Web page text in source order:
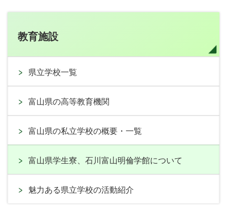
教育施設
県立学校一覧
富山県の高等教育機関
富山県の私立学校の概要・一覧
富山県学生寮、石川富山明倫学館について
魅力ある県立学校の活動紹介